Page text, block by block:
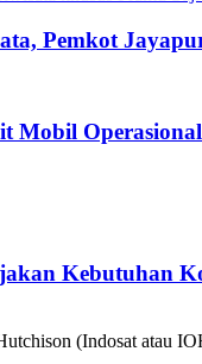
Pemkot
Mobil
Kebutuhan
(Indosat atau